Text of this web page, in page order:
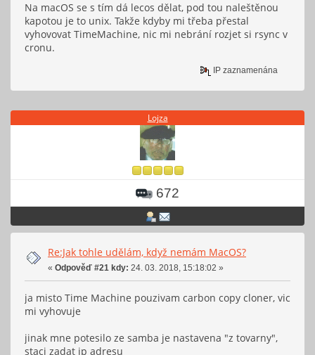
Na macOS se s tím dá lecos dělat, pod tou naleštěnou
kapotou je to unix. Takže kdyby mi třeba přestal
vyhovovat TimeMachine, nic mi nebrání rozjet si rsync v
cronu.
IP zaznamenána
Lojza
672
Re:Jak tohle udělám, když nemám MacOS?
« Odpověď #21 kdy: 24. 03. 2018, 15:18:02 »
ja misto Time Machine pouzivam carbon copy cloner, vic
mi vyhovuje
jinak mne potesilo ze samba je nastavena "z tovarny",
staci zadat ip adresu